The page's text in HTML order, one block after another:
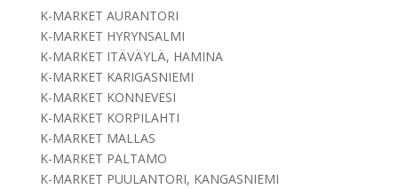
K-MARKET AURANTORI
K-MARKET HYRYNSALMI
K-MARKET ITÄVÄYLÄ, HAMINA
K-MARKET KARIGASNIEMI
K-MARKET KONNEVESI
K-MARKET KORPILAHTI
K-MARKET MALLAS
K-MARKET PALTAMO
K-MARKET PUULANTORI, KANGASNIEMI